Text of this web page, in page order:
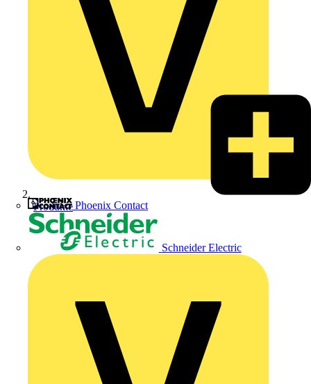
Phoenix Contact
Schneider Electric
Produkte